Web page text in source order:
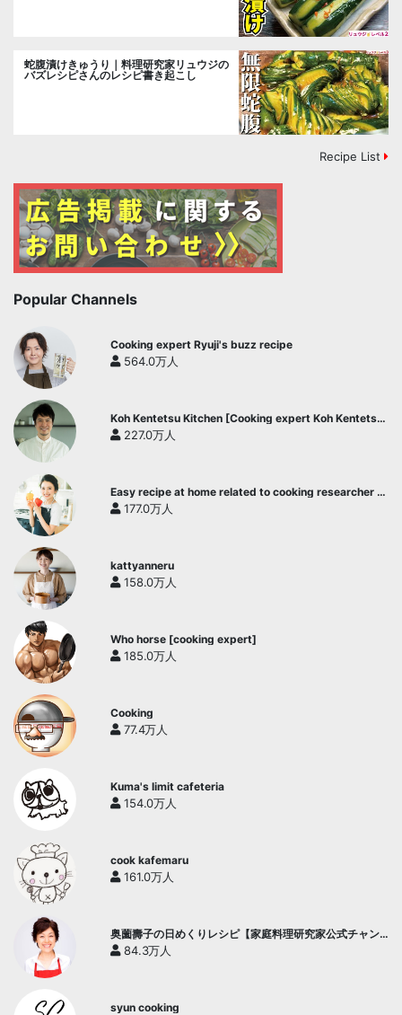
蛇腹漬けきゅうり｜料理研究家リュウジの
バズレシピさんのレシピ書き起こし
Recipe List
Popular Channels
Cooking expert Ryuji's buzz recipe
564.0万人
Koh Kentetsu Kitchen [Cooking expert Koh Kentetsu
official channel]
227.0万人
Easy recipe at home related to cooking researcher /
Yukari's Kitchen
177.0万人
kattyanneru
158.0万人
Who horse [cooking expert]
185.0万人
Cooking
77.4万人
Kuma's limit cafeteria
154.0万人
cook kafemaru
161.0万人
奥薗壽子の日めくりレシピ【家庭料理研究家公式チャン
ネル】
84.3万人
syun cooking